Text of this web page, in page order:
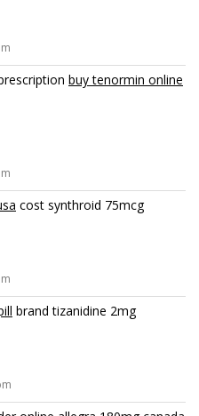
buy tenormin online
cost synthroid 75mcg
brand tizanidine 2mg